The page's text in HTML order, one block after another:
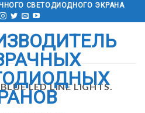
СВЕТОДИОДНОГО ЭКРАНА
BLUE LED LINE LIGHTS.